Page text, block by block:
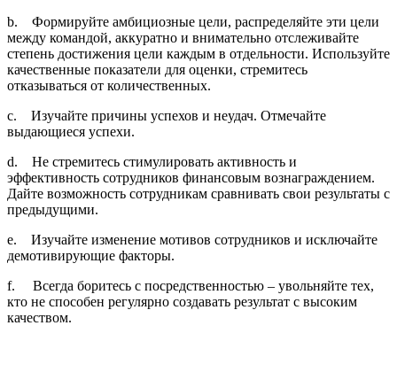
b. Формируйте амбициозные цели, распределяйте эти цели
между командой, аккуратно и внимательно отслеживайте
степень достижения цели каждым в отдельности. Используйте
качественные показатели для оценки, стремитесь
отказываться от количественных.
c. Изучайте причины успехов и неудач. Отмечайте
выдающиеся успехи.
d. Не стремитесь стимулировать активность и
эффективность сотрудников финансовым вознаграждением.
Дайте возможность сотрудникам сравнивать свои результаты с
предыдущими.
e. Изучайте изменение мотивов сотрудников и исключайте
демотивирующие факторы.
f. Всегда боритесь с посредственностью – увольняйте тех,
кто не способен регулярно создавать результат с высоким
качеством.